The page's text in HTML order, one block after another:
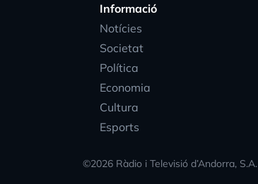
Informació
Notícies
Societat
Política
Economia
Cultura
Esports
©2026 Ràdio i Televisió d’Andorra, S.A.